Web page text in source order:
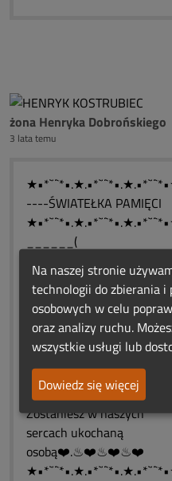
żona Henryka Dobrońskiego
3 lata temu
----ŚWIATEŁKA PAMIĘCI
______(
______(,;)
_____〖♥〗
_____〖♥〗
_____〖♥〗
.....----.(____)
----((_,»*¯**¯*«,_))
"Nigdy nie zapomnimy
lat spędzonych z Tobą.
Zostaniesz w naszych
sercach ukochaną
osobą❤️.♨❤️♨❤️♨❤️
Na naszej stronie
technologii do zbierania
osobowych w celu
oraz analizy ruchu.
wszystkie usługi lub
Dowiedz się więcej